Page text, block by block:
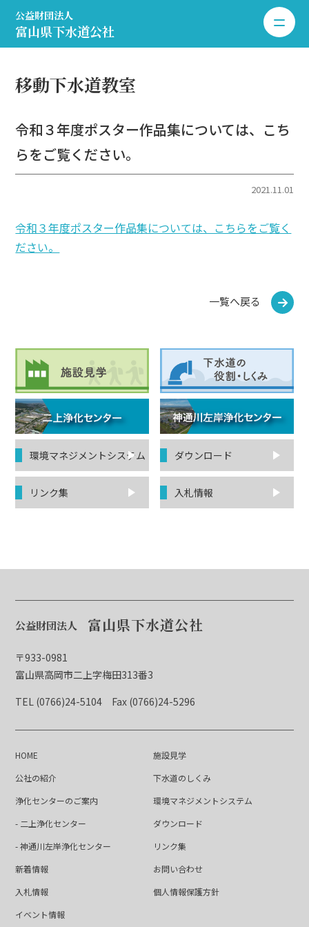
公益財団法人
富山県下水道公社 toggle
移動下水道教室
令和３年度ポスター作品集については、こち
らをご覧ください。
2021.11.01
令和３年度ポスター作品集については、こちらをご覧く
ださい。
一覧へ戻る
環境マネジメントシステム ダウンロード
リンク集 入札情報
公益財団法人 富山県下水道公社
〒933-0981
富山県高岡市二上字梅田313番3
TEL (0766)24-5104 Fax (0766)24-5296
HOME
公社の紹介
浄化センターのご案内
- 二上浄化センター
- 神通川左岸浄化センター
新着情報
入札情報
イベント情報
施設見学
下水道のしくみ
環境マネジメントシステム
ダウンロード
リンク集
お問い合わせ
個人情報保護方針